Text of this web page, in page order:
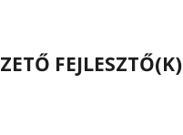
FEJLESZTŐ(K)